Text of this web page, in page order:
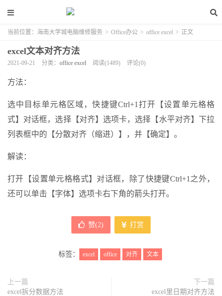
当前位置： 海南大学城电脑维修服务 > Office办公 > office excel > 正文
excel文本对齐方法
2021-09-21 分类： office excel 阅读(1489) 评论(0)
方法：
选中目标单元格区域，快捷键Ctrl+1打开【设置单元格格
式】对话框，选择【对齐】选项卡，选择【水平对齐】下拉
列表框中的【分散对齐（缩进）】，并【确定】。
解读：
打开【设置单元格格式】对话框，除了快捷键Ctrl+1之外，
还可以单击【字体】选项卡右下角的箭头打开。
赞(2) 打赏
标签： excel office 对齐 文本
上一篇
excel拆分数据方法
下一篇
excel里日期对齐方法